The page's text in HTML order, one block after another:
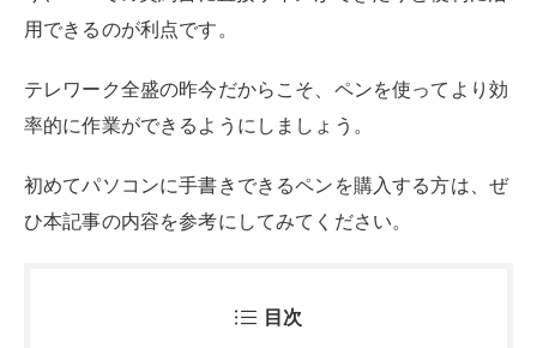
パソコンに手書きできるペンタブ・タッチペ
板タブレット
液晶ペンタブレット
タブレットPC（タッチペン）
パソコンに手書きできるペンタブ・タッチペ
専用ノートが必要かどうか